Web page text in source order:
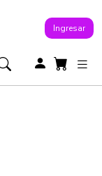
Ingresar